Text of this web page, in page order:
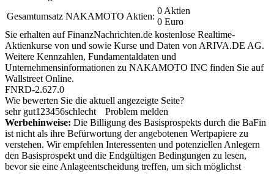
Gesamtumsatz NAKAMOTO Aktien:
0 Aktien
0 Euro
Sie erhalten auf FinanzNachrichten.de kostenlose Realtime-
Aktienkurse von und sowie Kurse und Daten von ARIVA.DE AG.
Weitere Kennzahlen, Fundamentaldaten und
Unternehmensinformationen zu NAKAMOTO INC finden Sie auf
Wallstreet Online.
FNRD-2.627.0
Wie bewerten Sie die aktuell angezeigte Seite?
sehr gut1 23456schlecht
Problem melden
Werbehinweise: Die Billigung des Basisprospekts durch die BaFin
ist nicht als ihre Befürwortung der angebotenen Wertpapiere zu
verstehen. Wir empfehlen Interessenten und potenziellen Anlegern
den Basisprospekt und die Endgültigen Bedingungen zu lesen,
bevor sie eine Anlageentscheidung treffen, um sich möglichst